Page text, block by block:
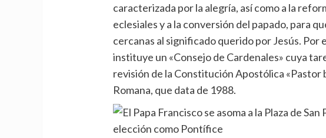
caracterizada por la alegría, así como a la
eclesiales y a la conversión del papado, para
cercanas al significado querido por Jesús. Por
instituye un «Consejo de Cardenales» cuya
revisión de la Constitución Apostólica «Pastor
Romana, que data de 1988.